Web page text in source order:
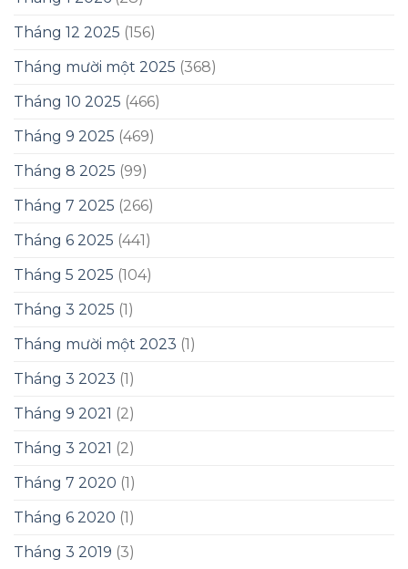
Tháng 12 2025 (156)
Tháng mười một 2025 (368)
Tháng 10 2025 (466)
Tháng 9 2025 (469)
Tháng 8 2025 (99)
Tháng 7 2025 (266)
Tháng 6 2025 (441)
Tháng 5 2025 (104)
Tháng 3 2025 (1)
Tháng mười một 2023 (1)
Tháng 3 2023 (1)
Tháng 9 2021 (2)
Tháng 3 2021 (2)
Tháng 7 2020 (1)
Tháng 6 2020 (1)
Tháng 3 2019 (3)